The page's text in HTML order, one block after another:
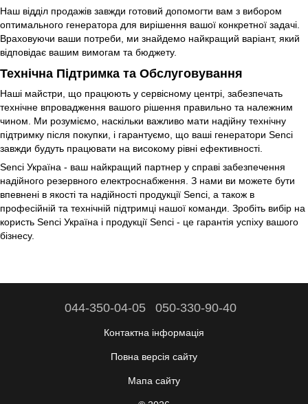
Наш відділ продажів завжди готовий допомогти вам з вибором
оптимального генератора для вирішення вашої конкретної задачі.
Враховуючи ваши потреби, ми знайдемо найкращий варіант, який
відповідає вашим вимогам та бюджету.
Технічна Підтримка та Обслуговування
Наші майстри, що працюють у сервісному центрі, забезпечать
технічне впровадження вашого рішення правильно та належним
чином. Ми розуміємо, наскільки важливо мати надійну технічну
підтримку після покупки, і гарантуємо, що ваші генератори Senci
завжди будуть працювати на високому рівні ефективності.
Senci Україна - ваш найкращий партнер у справі забезпечення
надійного резервного електроснабження. З нами ви можете бути
впевнені в якості та надійності продукції Senci, а також в
професійній та технічній підтримці нашої команди. Зробіть вибір на
користь Senci Україна і продукції Senci - це гарантія успіху вашого
бізнесу.
044-350-04-05 050-330-90-40
Контактна інформація
Повна версія сайту
Мапа сайту